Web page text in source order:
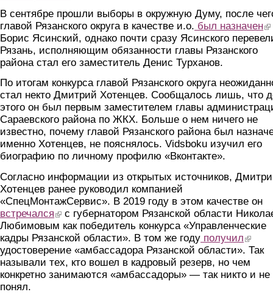
В сентябре прошли выборы в окружную Думу, после
главой Рязанского округа в качестве и.о. был назначен
Борис Ясинский, однако почти сразу Ясинского
Рязань, исполняющим обязанности главы Рязанского
района стал его заместитель Денис Турханов.
По итогам конкурса главой Рязанского округа
стал некто Дмитрий Хотенцев. Сообщалось лишь, что
этого он был первым заместителем главы
Сараевского района по ЖКХ. Больше о нем ничего не
известно, почему главой Рязанского района был
именно Хотенцев, не пояснялось. Vidsboku изучил его
биографию по личному профилю «Вконтакте».
Согласно информации из открытых источников,
Хотенцев ранее руководил компанией
«СпецМонтажСервис». В 2019 году в этом качестве он
встречался (link is external)
с губернатором Рязанской области
Любимовым как победитель конкурса «Управленческие
кадры Рязанской области». В том же году получил (link is
удостоверение «амбассадора Рязанской области». Так
называли тех, кто вошел в кадровый резерв, но чем
конкретно занимаются «амбассадоры» — так никто и не
понял.